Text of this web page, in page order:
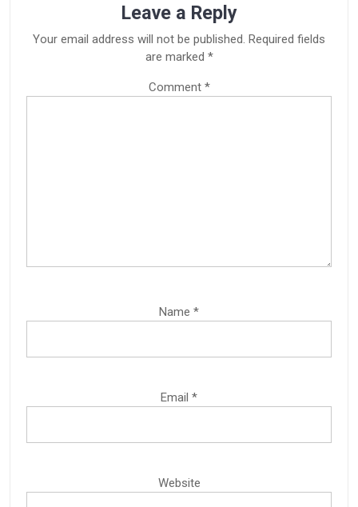
Leave a Reply
Your email address will not be published. Required fields
are marked *
Comment *
Name *
Email *
Website